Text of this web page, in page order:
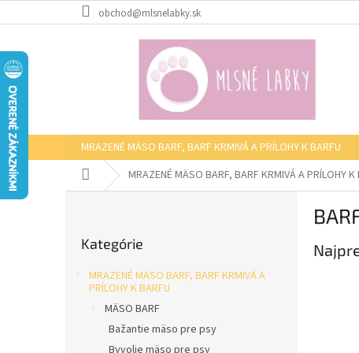
na
obchod@mlsnelabky.sk
MRAZENÉ MÄSO BARF, BARF KRMIVÁ A PRÍLOHY K BARFU
DomovMRAZENÉ MÄSO BARF, BARF KRMIVÁ A PRÍLOHY K
kategórie
Kategórie
MRAZENÉ MÄSO BARF, BARF KRMIVÁ A
PRÍLOHY K BARFU
MÄSO BARF
Bažantie mäso pre psy
Byvolie mäso pre psy